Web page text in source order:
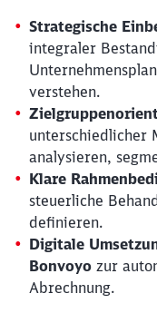
Strategische
integraler
verstehen.
unterschiedlicher
analysieren,
Klare
steuerliche
definieren.
Digitale
Bonvoyo zur
Abrechnung.